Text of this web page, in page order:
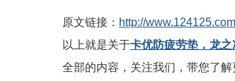
原文链接： http://
以上就是关于卡优防疲劳垫，龙
全部的内容，关注我们，带您了解